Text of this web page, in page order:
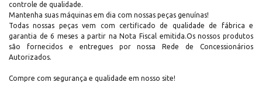
controle de qualidade.
Mantenha suas máquinas em dia com nossas peças genuínas!
Todas nossas peças vem com certificado de qualidade de fábrica e
garantia de 6 meses a partir na Nota Fiscal emitida.Os nossos produtos
são fornecidos e entregues por nossa Rede de Concessionários
Autorizados.
Compre com segurança e qualidade em nosso site!